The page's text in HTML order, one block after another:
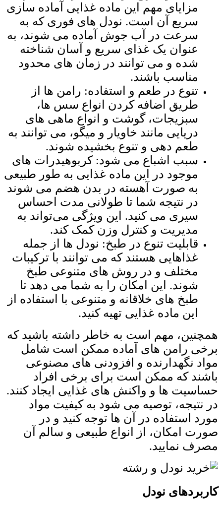
مزایای مهم این ماده غذایی آماده سازی
سریع آن است. نودل ‌های فوری که به
سرعت در آب جوش آماده می‌ شوند، به
عنوان یک غذای سریع و آسان شناخته
شده و می ‌توانند در زمان‌ های محدود
مناسب باشند.
تنوع در طعم و استفاده: رامن ‌ها از
طریق اضافه کردن انواع سس ‌ها،
سبزیجات، گوشت و انواع ماهی های
دریایی مانند خاویار و میگو، می ‌توانند به
طعم ‌دهی و تنوع بخشیده شوند.
سبب اشباع می ‌شود: کربوهیدرات ‌های
موجود در این ماده غذایی به طور طبیعی
به صورت آهسته در بدن هضم می ‌شوند
در نتیجه شما تا طولانی مدت احساس
سیری می کنید. این ویژگی می‌تواند به
مدیریت و کنترل وزن کمک کند.
قابلیت تنوع در طبخ: نودل ‌ها از جمله
غذاهایی هستند که می ‌توانند با ترکیبات
مختلف و در روش‌ های متنوعی طبخ
شوند. این امکان را به شما می‌ دهد تا
طبخ‌ های خلاقانه و متنوعی با استفاده از
این ماده غذایی تهیه کنید.
همچنین، مهم است به خاطر داشته باشید که
برخی رامن‌ های آماده ممکن است شامل
مواد نگهدارنده و افزودنی ‌های مصنوعی
باشند که ممکن است برای برخی افراد
حساسیت ‌ها و واکنش‌ های غذایی ایجاد کنند.
در نتیجه، توصیه می ‌شود به کیفیت مواد
مورد استفاده در آن ها توجه کنید و در
صورت امکان، از انواع طبیعی و سالم آن
مصرف نمایید.
کاربردهای نودل